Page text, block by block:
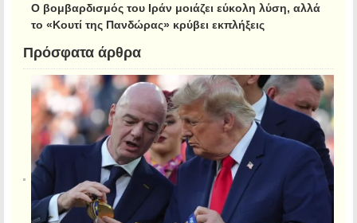
Ο βομβαρδισμός του Ιράν μοιάζει εύκολη λύση, αλλά
το «Κουτί της Πανδώρας» κρύβει εκπλήξεις
Πρόσφατα άρθρα